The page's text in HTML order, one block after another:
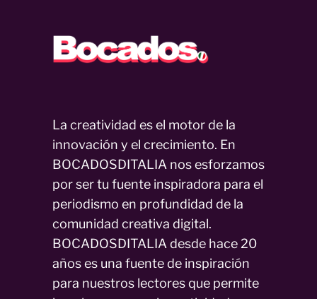
La creatividad es el motor de la
innovación y el crecimiento. En
BOCADOSDITALIA nos esforzamos
por ser tu fuente inspiradora para el
periodismo en profundidad de la
comunidad creativa digital.
BOCADOSDITALIA desde hace 20
años es una fuente de inspiración
para nuestros lectores que permite